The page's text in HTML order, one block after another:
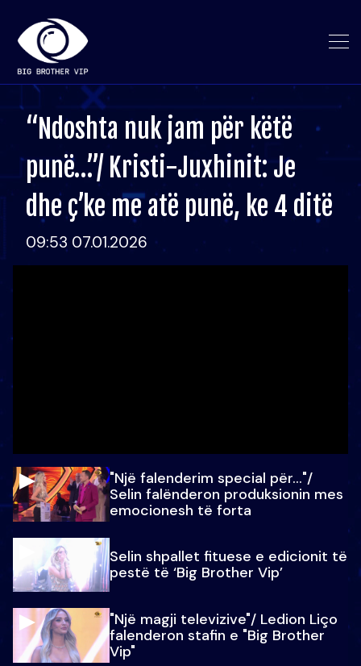
“Ndoshta nuk jam për këtë
punë…”/ Kristi-Juxhinit: Je
dhe ç’ke me atë punë, ke 4 ditë
09:53 07.01.2026
"Një falenderim special për…"/
Selin falënderon produksionin mes
emocionesh të forta
Selin shpallet fituese e edicionit të
pestë të ‘Big Brother Vip’
"Një magji televizive"/ Ledion Liço
falenderon stafin e "Big Brother
Vip"